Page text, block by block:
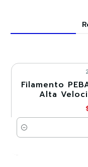
-30%
Filamento
Alta
Cantidad